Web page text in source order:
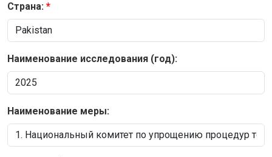
Страна:
Наименование исследования (год):
Наименование меры: